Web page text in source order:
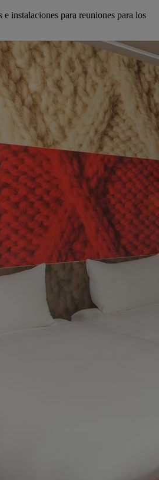
e instalaciones para reuniones para los